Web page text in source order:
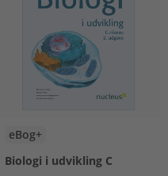
eBog+
Biologi i udvikling C